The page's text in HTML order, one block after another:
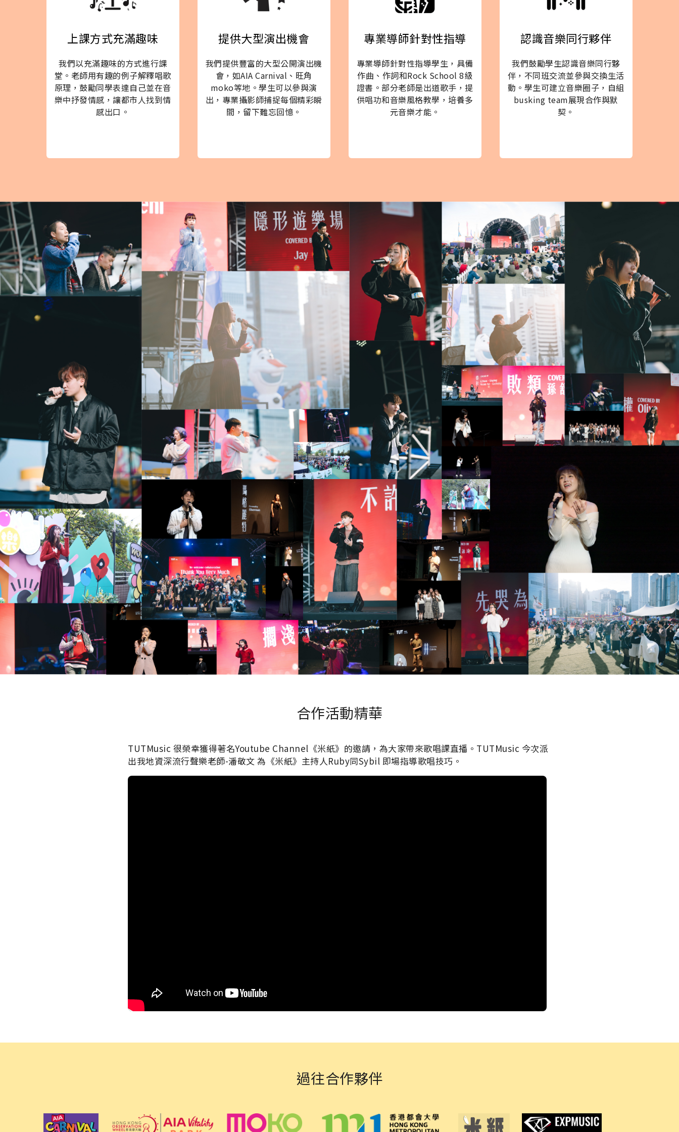
上課方式充滿趣味
我們以充滿趣味的方式進行課
堂。老師用有趣的例子解釋唱歌
原理，鼓勵同學表達自己並在音
樂中抒發情感，讓都市人找到情
感出口。
提供大型演出機會
我們提供豐富的大型公開演出機
會，如AIA Carnival、旺角
moko等地。學生可以參與演
出，專業攝影師捕捉每個精彩瞬
間，留下難忘回憶。
專業導師針對性指導
專業導師針對性指導學生，具備
作曲、作詞和Rock School 8級
證書。部分老師是出道歌手，提
供唱功和音樂風格教學，培養多
元音樂才能。
認識音樂同行夥伴
我們鼓勵學生認識音樂同行夥
伴，不同班交流並參與交換生活
動。學生可建立音樂圈子，自組
busking team展現合作與默
契。
合作活動精華
TUTMusic 很榮幸獲得著名Youtube Channel《米紙》的邀請，為大家帶來歌唱課直播。TUTMusic 今次派
出我地資深流行聲樂老師-潘敬文 為《米紙》主持人Ruby同Sybil 即場指導歌唱技巧。
過往合作夥伴